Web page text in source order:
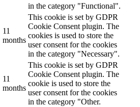
in the category "Functional".
11
months
This cookie is set by GDPR
Cookie Consent plugin. The
cookies is used to store the
user consent for the cookies
in the category "Necessary".
11
months
This cookie is set by GDPR
Cookie Consent plugin. The
cookie is used to store the
user consent for the cookies
in the category "Other.